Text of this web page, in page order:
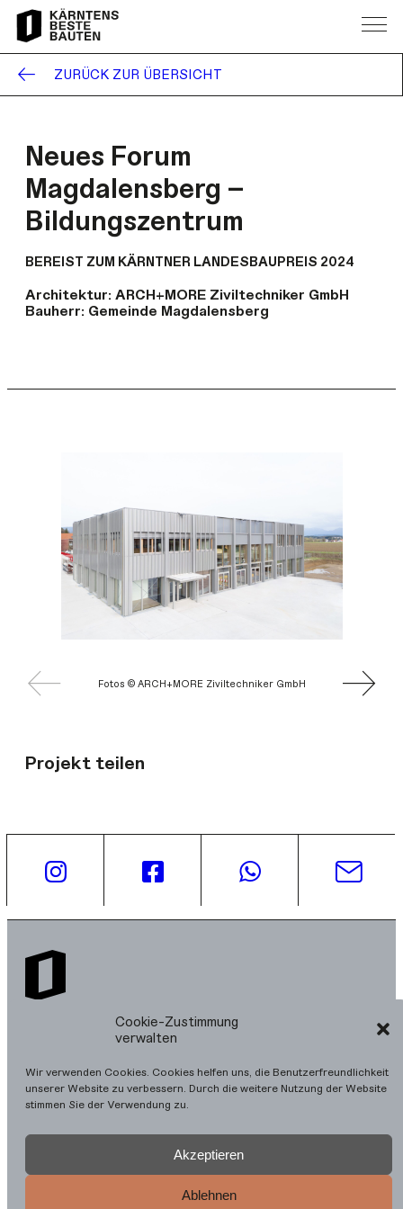
Cookie-Zustimmung
verwalten
Wir verwenden Cookies. Cookies helfen uns, die Benutzerfreundlichkeit
unserer Website zu verbessern. Durch die weitere Nutzung der Website
stimmen Sie der Verwendung zu.
Akzeptieren
Ablehnen
ZURÜCK ZUR ÜBERSICHT
Neues Forum
Magdalensberg –
Bildungszentrum
BEREIST ZUM KÄRNTNER LANDESBAUPREIS 2024
Architektur:ARCH+MORE Ziviltechniker GmbH
Bauherr:Gemeinde Magdalensberg
Fotos © ARCH+MORE Ziviltechniker GmbH
Projekt teilen
Der Kärntner Landesbaupreis zeichnet die besten Bauten
Landesregierung, Abteilung 2 - Finanzen, Beteiligungen und
Immobilienmanagement, UAbt. Hochbau gemeinsam mit dem
Architektur Haus Kärnten vergeben.